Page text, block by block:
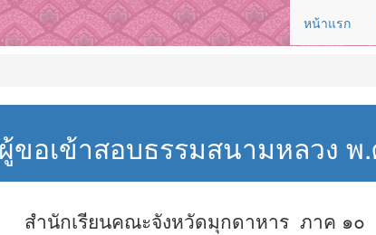
หน้าแรก
ขอเข้าสอบธรรมสนามหลวง
สำนักเรียนคณะจังหวัดมุกดาหาร ภาค ๑๐